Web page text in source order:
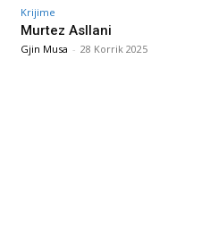
Krijime
Murtez Asllani
Gjin Musa - 28 Korrik 2025